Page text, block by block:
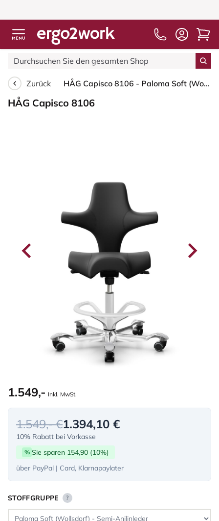
Zurück HÅG Capisco 8106 - Paloma Soft (Wollsdorf) - Semi-Anilinleder - PL56100 Black - Weiß - 265 mm (Sitzhöhe 53-79cm) - Harte Rollen für weiche Böden
HÅG Capisco 8106
1.549,- Inkl. MwSt.
1.549,- €1.394,10 €
10% Rabatt bei Vorkasse
% Sie sparen 154,90 (10%)
über PayPal | Card, Klarnapaylater
STOFFGRUPPE ?